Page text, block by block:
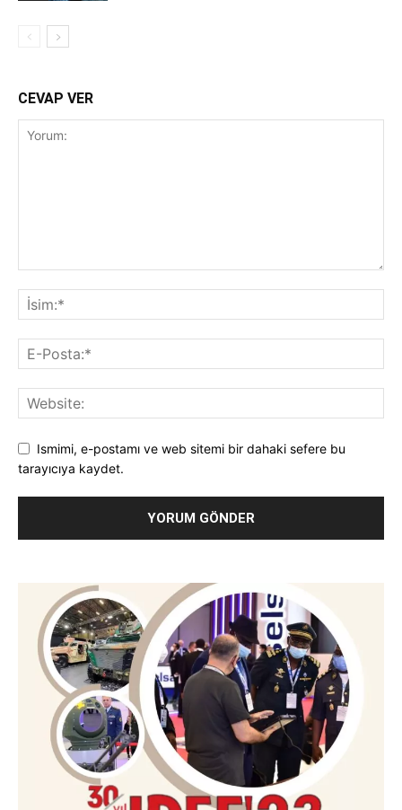
CEVAP VER
Ismimi, e-postamı ve web sitemi bir dahaki sefere bu
tarayıcıya kaydet.